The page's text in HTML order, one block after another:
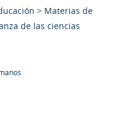
> Materias de
de las ciencias